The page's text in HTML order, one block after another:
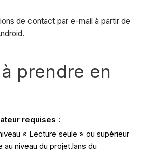
de contact par e-mail à partir de
prendre en
requises :
« Lecture seule » ou supérieur
au niveau du projet.lans du